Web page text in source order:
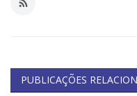
PUBLICAÇÕES